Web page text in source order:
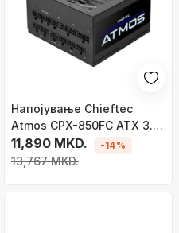
Напојување Chieftec
Atmos CPX-850FC ATX 3.0,
850W
11,890 MKD.
13,767 MKD.
-14%